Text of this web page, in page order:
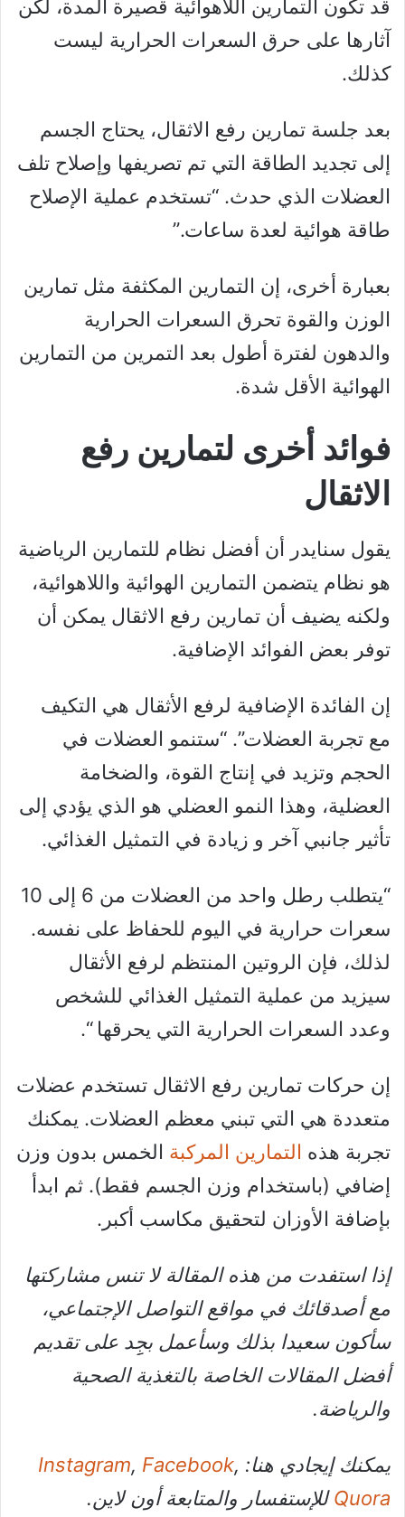
قد تكون التمارين اللاهوائية قصيرة المدة، لكن
آثارها على حرق السعرات الحرارية ليست
كذلك.
بعد جلسة تمارين رفع الاثقال، يحتاج الجسم
إلى تجديد الطاقة التي تم تصريفها وإصلاح تلف
العضلات الذي حدث. “تستخدم عملية الإصلاح
طاقة هوائية لعدة ساعات.”
بعبارة أخرى، إن التمارين المكثفة مثل تمارين
الوزن والقوة تحرق السعرات الحرارية
والدهون لفترة أطول بعد التمرين من التمارين
الهوائية الأقل شدة.
فوائد أخرى لتمارين رفع
الاثقال
يقول سنايدر أن أفضل نظام للتمارين الرياضية
هو نظام يتضمن التمارين الهوائية واللاهوائية،
ولكنه يضيف أن تمارين رفع الاثقال يمكن أن
توفر بعض الفوائد الإضافية.
إن الفائدة الإضافية لرفع الأثقال هي التكيف
مع تجربة العضلات”. “ستنمو العضلات في
الحجم وتزيد في إنتاج القوة، والضخامة
العضلية، وهذا النمو العضلي هو الذي يؤدي إلى
تأثير جانبي آخر و زيادة في التمثيل الغذائي.
“يتطلب رطل واحد من العضلات من 6 إلى 10
سعرات حرارية في اليوم للحفاظ على نفسه.
لذلك، فإن الروتين المنتظم لرفع الأثقال
سيزيد من عملية التمثيل الغذائي للشخص
وعدد السعرات الحرارية التي يحرقها “.
إن حركات تمارين رفع الاثقال تستخدم عضلات
متعددة هي التي تبني معظم العضلات. يمكنك
تجربة هذه التمارين المركبة الخمس بدون وزن
إضافي (باستخدام وزن الجسم فقط). ثم ابدأ
بإضافة الأوزان لتحقيق مكاسب أكبر.
إذا استفدت من هذه المقالة لا تنس مشاركتها
مع أصدقائك في مواقع التواصل الإجتماعي،
سأكون سعيدا بذلك وسأعمل بجِِد على تقديم
أفضل المقالات الخاصة بالتغذية الصحية
والرياضة.
يمكنك إيجادي هنا: Instagram, Facebook,
Quoraللإستفسار والمتابعة أون لاين.